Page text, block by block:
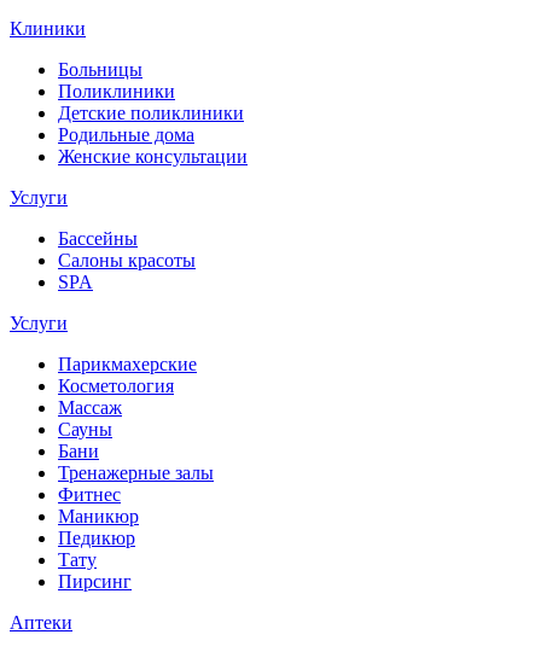
Клиники
Больницы
Поликлиники
Детские поликлиники
Родильные дома
Женские консультации
Услуги
Бассейны
Салоны красоты
SPA
Услуги
Парикмахерские
Косметология
Массаж
Сауны
Бани
Тренажерные залы
Фитнес
Маникюр
Педикюр
Тату
Пирсинг
Аптеки